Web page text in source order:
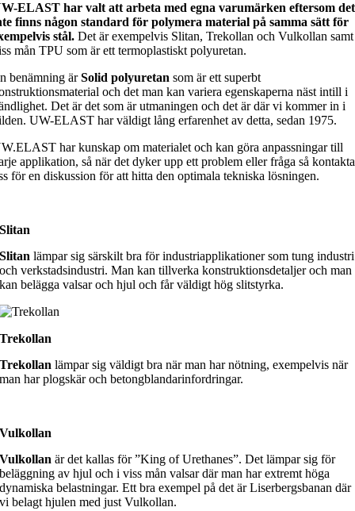
ELAST har valt att arbeta med egna varumärken eftersom det
finns någon standard för polymera material på samma sätt för
stål.Det är exempelvis Slitan, Trekollan och Vulkollan
mån TPU som är ett termoplastiskt polyuretan.
benämning ärSolid polyuretan som är ett superbt
och det man kan variera egenskaperna näst intill i
Det är det som är utmaningen och det är där vi kommer in i
UW-ELAST har väldigt lång erfarenhet av detta, sedan 1975.
har kunskap om materialet och kan göra anpassningar till
applikation, så när det dyker upp ett problem eller fråga så kontakta
för en diskussion för att hitta den optimala tekniska lösningen.
Slitan
Slitan lämpar sig särskilt bra för industriapplikationer som tung industri
och verkstadsindustri. Man kan tillverka konstruktionsdetaljer och man
kan belägga valsar och hjul och får väldigt hög slitstyrka.
Trekollan
Trekollan lämpar sig väldigt bra när man har nötning, exempelvis när
man har plogskär och betongblandarinfordringar.
Vulkollan
Vulkollan är det kallas för ”King of Urethanes”. Det lämpar sig för
beläggning av hjul och i viss mån valsar där man har extremt höga
dynamiska belastningar. Ett bra exempel på det är Liserbergsbanan där
vi belagt hjulen med just Vulkollan.